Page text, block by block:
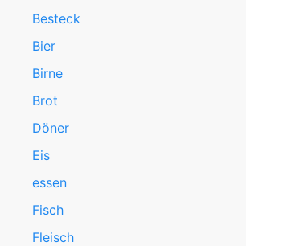
Besteck
Bier
Birne
Brot
Döner
Eis
essen
Fisch
Fleisch